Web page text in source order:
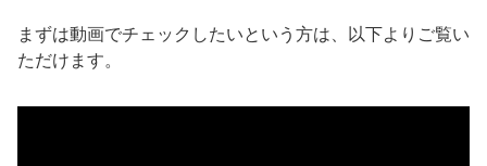
まずは動画でチェックしたいという方は、以下よりご覧い
ただけます。